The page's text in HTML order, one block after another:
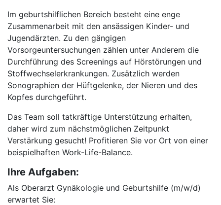
Im geburtshilflichen Bereich besteht eine enge
Zusammenarbeit mit den ansässigen Kinder- und
Jugendärzten. Zu den gängigen
Vorsorgeuntersuchungen zählen unter Anderem die
Durchführung des Screenings auf Hörstörungen und
Stoffwechselerkrankungen. Zusätzlich werden
Sonographien der Hüftgelenke, der Nieren und des
Kopfes durchgeführt.
Das Team soll tatkräftige Unterstützung erhalten,
daher wird zum nächstmöglichen Zeitpunkt
Verstärkung gesucht! Profitieren Sie vor Ort von einer
beispielhaften Work-Life-Balance.
Ihre Aufgaben:
Als Oberarzt Gynäkologie und Geburtshilfe (m/w/d)
erwartet Sie: